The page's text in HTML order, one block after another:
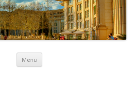
Menu Skip to content